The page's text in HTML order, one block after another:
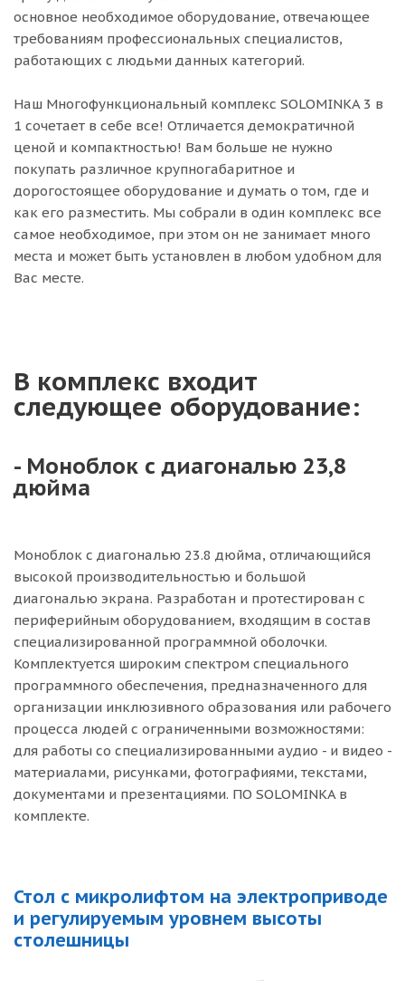
основное необходимое оборудование, отвечающее
требованиям профессиональных специалистов,
работающих с людьми данных категорий.
Наш Многофункциональный комплекс SOLOMINKA 3 в
1 сочетает в себе все! Отличается демократичной
ценой и компактностью! Вам больше не нужно
покупать различное крупногабаритное и
дорогостоящее оборудование и думать о том, где и
как его разместить. Мы собрали в один комплекс все
самое необходимое, при этом он не занимает много
места и может быть установлен в любом удобном для
Вас месте.
В комплекс входит
следующее оборудование:
- Моноблок с диагональю 23,8
дюйма
Моноблок с диагональю 23.8 дюйма, отличающийся
высокой производительностью и большой
диагональю экрана. Разработан и протестирован с
периферийным оборудованием, входящим в состав
специализированной программной оболочки.
Комплектуется широким спектром специального
программного обеспечения, предназначенного для
организации инклюзивного образования или рабочего
процесса людей с ограниченными возможностями:
для работы со специализированными аудио - и видео -
материалами, рисунками, фотографиями, текстами,
документами и презентациями. ПО SOLOMINKA в
комплекте.
Стол с микролифтом на электроприводе
и регулируемым уровнем высоты
столешницы